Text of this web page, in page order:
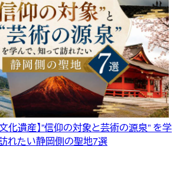
化遺産】”信仰の対象と芸術の源泉” を学
れたい静岡側の聖地7選